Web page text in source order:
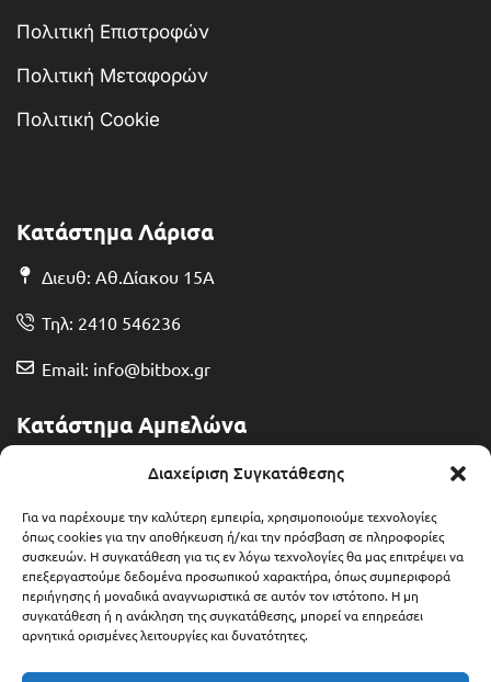
Διαχείριση Συγκατάθεσης
Για να παρέχουμε την καλύτερη εμπειρία, χρησιμοποιούμε τεχνολογίες
όπως cookies για την αποθήκευση ή/και την πρόσβαση σε πληροφορίες
συσκευών. Η συγκατάθεση για τις εν λόγω τεχνολογίες θα μας επιτρέψει να
επεξεργαστούμε δεδομένα προσωπικού χαρακτήρα, όπως συμπεριφορά
περιήγησης ή μοναδικά αναγνωριστικά σε αυτόν τον ιστότοπο. Η μη
συγκατάθεση ή η ανάκληση της συγκατάθεσης, μπορεί να επηρεάσει
αρνητικά ορισμένες λειτουργίες και δυνατότητες.
Πολιτική Επιστροφών
Πολιτική Μεταφορών
Πολιτική Cookie
Κατάστημα Λάρισα
Διευθ: Αθ.Δίακου 15Α
Τηλ: 2410 546236
Email: info@bitbox.gr
Κατάστημα Αμπελώνα
Διευθ: Θερμοπυλών 13
Τηλ: 2492 401071
Email: ampelonas@bitbox.gr